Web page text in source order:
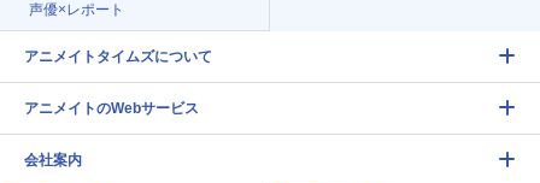
声優×レポート
アニメイトタイムズについて
アニメイトのWebサービス
会社案内